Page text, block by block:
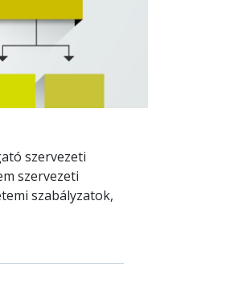
szervezeti
szervezeti
szabályzatok,